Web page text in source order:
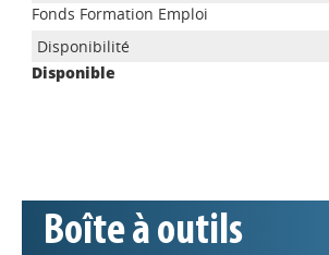
Fonds Formation Emploi
Disponible
Boîte à outils
Appels à projets
Base documentaire